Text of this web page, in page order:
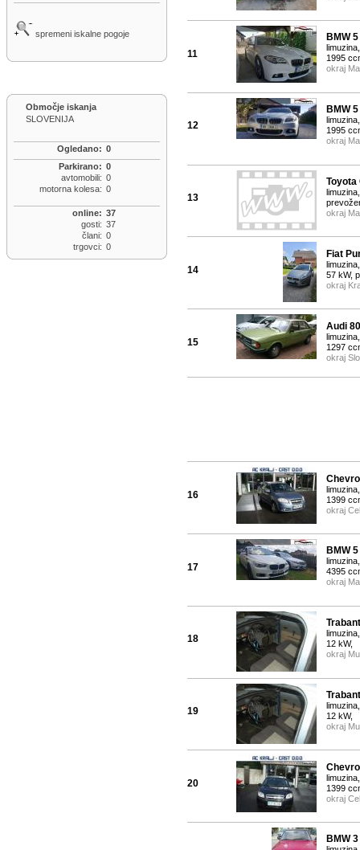
spremeni iskalne pogoje
Območje iskanja
SLOVENIJA
Ogledano: 0
Parkirano: 0
avtomobili: 0
motorna kolesa: 0
online: 37
gosti: 37
člani: 0
trgovci: 0
11
BMW
limuzina,
1995
okraj
12
BMW
limuzina,
1995
okraj
13
Toyota
okraj
14
Fiat
57 kW,
okraj
15
Audi
1297
okraj
16
1399
okraj
17
BMW
limuzina,
4395
okraj
18
12 kW,
okraj
19
12 kW,
okraj
20
1399
okraj
BMW